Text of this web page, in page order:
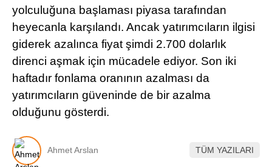
yolculuğuna başlaması piyasa tarafından
heyecanla karşılandı. Ancak yatırımcıların ilgisi
giderek azalınca fiyat şimdi 2.700 dolarlık
direnci aşmak için mücadele ediyor. Son iki
haftadır fonlama oranının azalması da
yatırımcıların güveninde de bir azalma
olduğunu gösterdi.
Ahmet Arslan TÜM YAZILARI